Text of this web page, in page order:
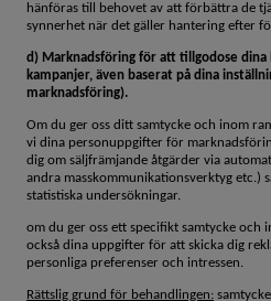
hänföras till behovet av att förbättra de
synnerhet när det gäller hantering efter
d) Marknadsföring för att tillgodose
kampanjer, även baserat på dina
marknadsföring).
Om du ger oss ditt samtycke och inom
vi dina personuppgifter för
dig om säljfrämjande åtgärder via
andra masskommunikationsverktyg etc.)
statistiska undersökningar.
om du ger oss ett specifikt samtycke och
också dina uppgifter för att skicka dig
personliga preferenser och intressen.
Rättslig grund för behandlingen: